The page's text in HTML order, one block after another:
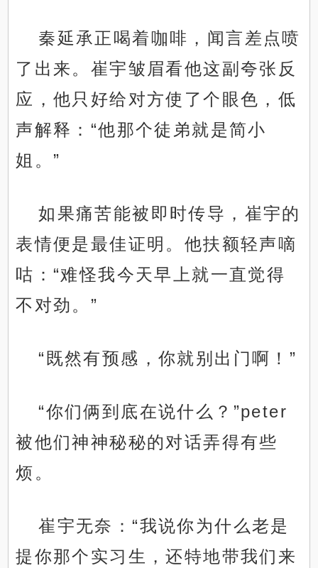
秦延承正喝着咖啡，闻言差点喷
了出来。崔宇皱眉看他这副夸张反
应，他只好给对方使了个眼色，低
声解释：“他那个徒弟就是简小
姐。”
如果痛苦能被即时传导，崔宇的
表情便是最佳证明。他扶额轻声嘀
咕：“难怪我今天早上就一直觉得
不对劲。”
“既然有预感，你就别出门啊！”
“你们俩到底在说什么？”peter
被他们神神秘秘的对话弄得有些
烦。
崔宇无奈：“我说你为什么老是
提你那个实习生，还特地带我们来